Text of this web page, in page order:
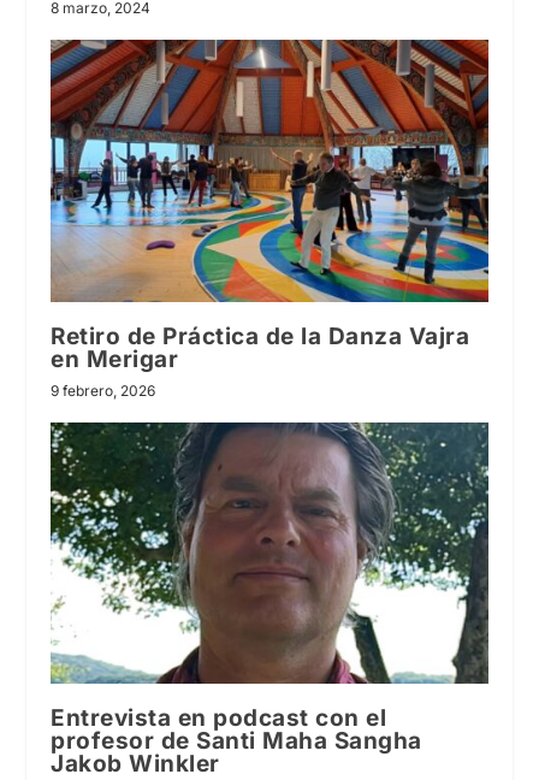
8 marzo, 2024
Retiro de Práctica de la Danza Vajra
en Merigar
9 febrero, 2026
Entrevista en podcast con el
profesor de Santi Maha Sangha
Jakob Winkler